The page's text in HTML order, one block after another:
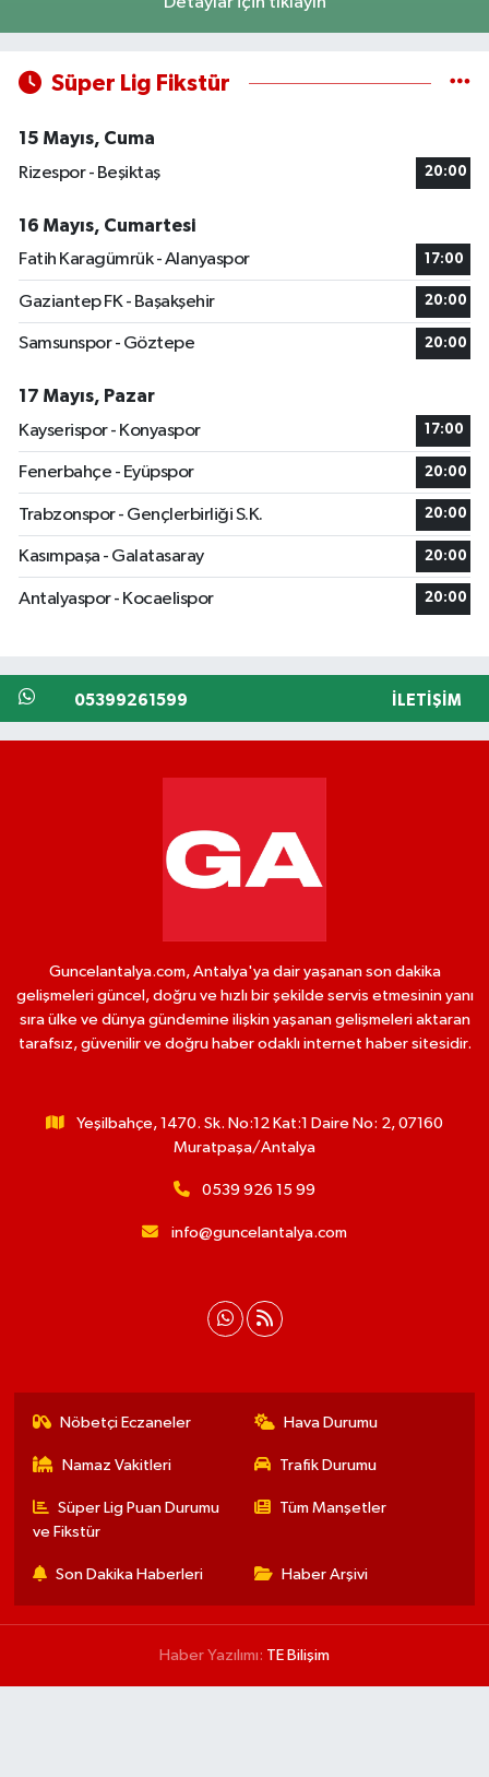
Süper Lig Fikstür
15 Mayıs, Cuma
Rizespor - Beşiktaş
20:00
16 Mayıs, Cumartesi
Fatih Karagümrük - Alanyaspor
17:00
Gaziantep FK - Başakşehir 20:00
Samsunspor - Göztepe 20:00
17 Mayıs, Pazar
Kayserispor - Konyaspor
17:00
Fenerbahçe - Eyüpspor 20:00
Trabzonspor - Gençlerbirliği S.K. 20:00
Kasımpaşa - Galatasaray 20:00
Antalyaspor - Kocaelispor 20:00
05399261599 İLETIŞIM
Guncelantalya.com, Antalya'ya dair yaşanan son dakika
gelişmeleri güncel, doğru ve hızlı bir şekilde servis etmesinin yanı
sıra ülke ve dünya gündemine ilişkin yaşanan gelişmeleri aktaran
tarafsız, güvenilir ve doğru haber odaklı internet haber sitesidir.
Yeşilbahçe, 1470. Sk. No:12 Kat:1 Daire No: 2, 07160
Muratpaşa/Antalya
0539 926 15 99
info@guncelantalya.com
Nöbetçi Eczaneler Hava Durumu
Namaz Vakitleri Trafik Durumu
Süper Lig Puan Durumu
ve Fikstür
Tüm Manşetler
Son Dakika Haberleri Haber Arşivi
Haber Yazılımı: TE Bilişim